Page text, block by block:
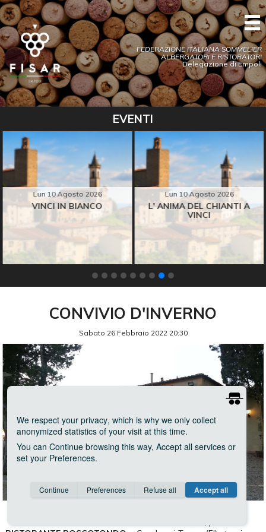
FEDERAZIONE ITALIANA SOMMELIER
ALBERGATORI E RISTORATORI
Delegazione di Empoli
EVENTI
Lun 10 Agosto 2026
VINCI IN BIANCO
Lun 10 Agosto 2026
L' ANIMA DEL CHIANTI A
VINCI
CONVIVIO D'INVERNO
Sabato 26 Febbraio 2022 20:30
We respect your privacy, which is why we only collect
anonymized statistics of your visit at this time.
You can Continue browsing this way, Accept all services or
set your Preferences.
Consent cookie learn more
Continue Preferences Refuse all Accept all
Anonymous Invisible Save